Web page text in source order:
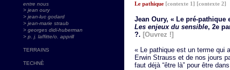
entre nous
> jean oury
> jean-luc godard
> jean-marie straub
> georges didi-huberman
> p. j. laffitte/o. apprill
TERRAINS
TECHNÈ
Le pathique [contexte 1] [contexte 2]
Jean Oury, « Le pré-
Les enjeux du sensible, 2e
?. [Ouvrez !]
« Le pathique est un terme qui
Erwin Strauss et de nos jours
faut déjà “être là” pour être